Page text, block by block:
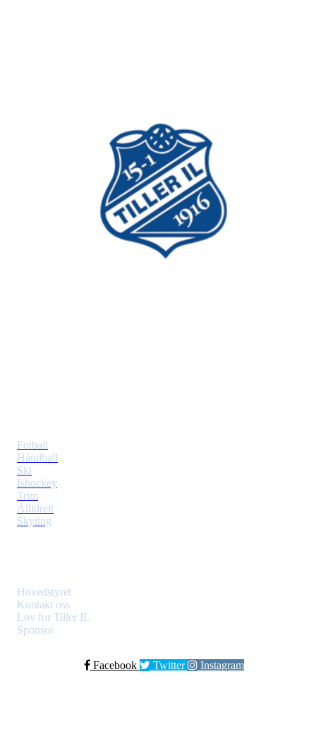
Fotball
Håndball
Ski
Ishockey
Trim
Allidrett
Skyting
Hovedstyret
Kontakt oss
Lov for Tiller IL
Sponsor
Facebook Twitter Instagram